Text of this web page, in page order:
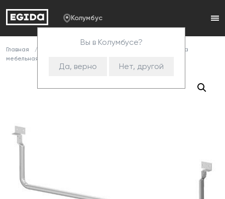
Колумбус
Вы в Колумбусе?
Да, верно Нет, другой
Главная
Нога
мебельная металлическая